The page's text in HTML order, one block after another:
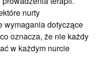
nurty
wymagania dotyczące
oznacza, że nie każdy
w każdym nurcie